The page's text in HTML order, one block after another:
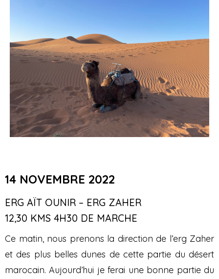
14 NOVEMBRE 2022
ERG AÏT OUNIR – ERG ZAHER
12,30 KMS 4H30 DE MARCHE
Ce matin, nous prenons la direction de l’erg Zaher
et des plus belles dunes de cette partie du désert
marocain. Aujourd’hui je ferai une bonne partie du